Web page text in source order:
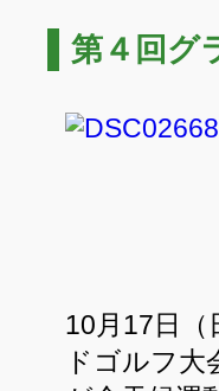
第４回グ
10月17日（
ドゴルフ大